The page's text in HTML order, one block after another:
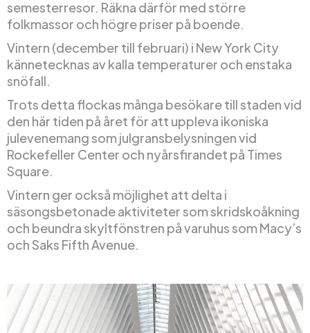
semesterresor. Räkna därför med större
folkmassor och högre priser på boende.
Vintern (december till februari) i New York City
kännetecknas av kalla temperaturer och enstaka
snöfall.
Trots detta flockas många besökare till staden vid
den här tiden på året för att uppleva ikoniska
julevenemang som julgransbelysningen vid
Rockefeller Center och nyårsfirandet på Times
Square.
Vintern ger också möjlighet att delta i
säsongsbetonade aktiviteter som skridskoåkning
och beundra skyltfönstren på varuhus som Macy’s
och Saks Fifth Avenue.